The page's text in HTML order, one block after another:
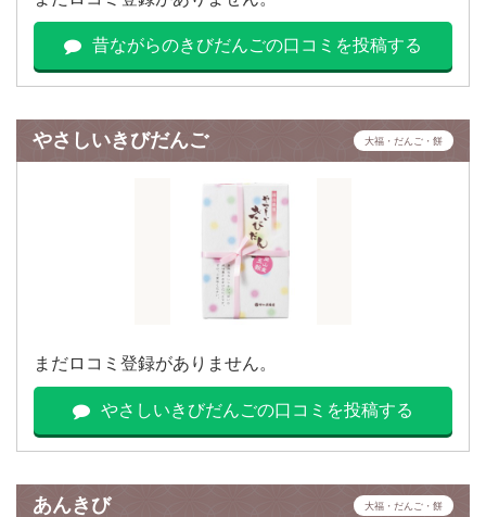
昔ながらのきびだんごの口コミを投稿する
やさしいきびだんご 大福・だんご・餅
まだロコミ登録がありません。
やさしいきびだんごの口コミを投稿する
あんきび 大福・だんご・餅